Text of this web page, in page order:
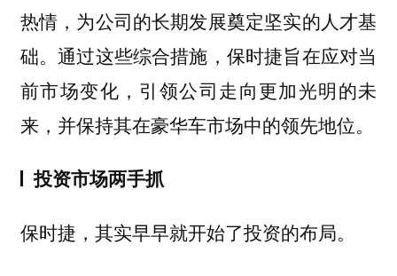
热情，为公司的长期发展奠定坚实的人才基
础。通过这些综合措施，保时捷旨在应对当
前市场变化，引领公司走向更加光明的未
来，并保持其在豪华车市场中的领先地位。
投资市场两手抓
保时捷，其实早早就开始了投资的布局。